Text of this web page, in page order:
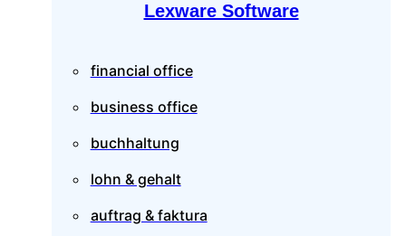
Lexware Software
financial office
business office
buchhaltung
lohn & gehalt
auftrag & faktura